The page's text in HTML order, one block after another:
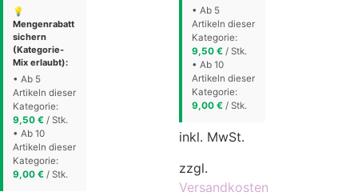
💡
Mengenrabatt
sichern
(Kategorie-
Mix erlaubt):
• Ab 5
Artikeln dieser
Kategorie:
9,50 € / Stk.
• Ab 10
Artikeln dieser
Kategorie:
9,00 € / Stk.
• Ab 5
Artikeln dieser
Kategorie:
9,50 € / Stk.
• Ab 10
Artikeln dieser
Kategorie:
9,00 € / Stk.
inkl. MwSt.
zzgl.
Versandkosten